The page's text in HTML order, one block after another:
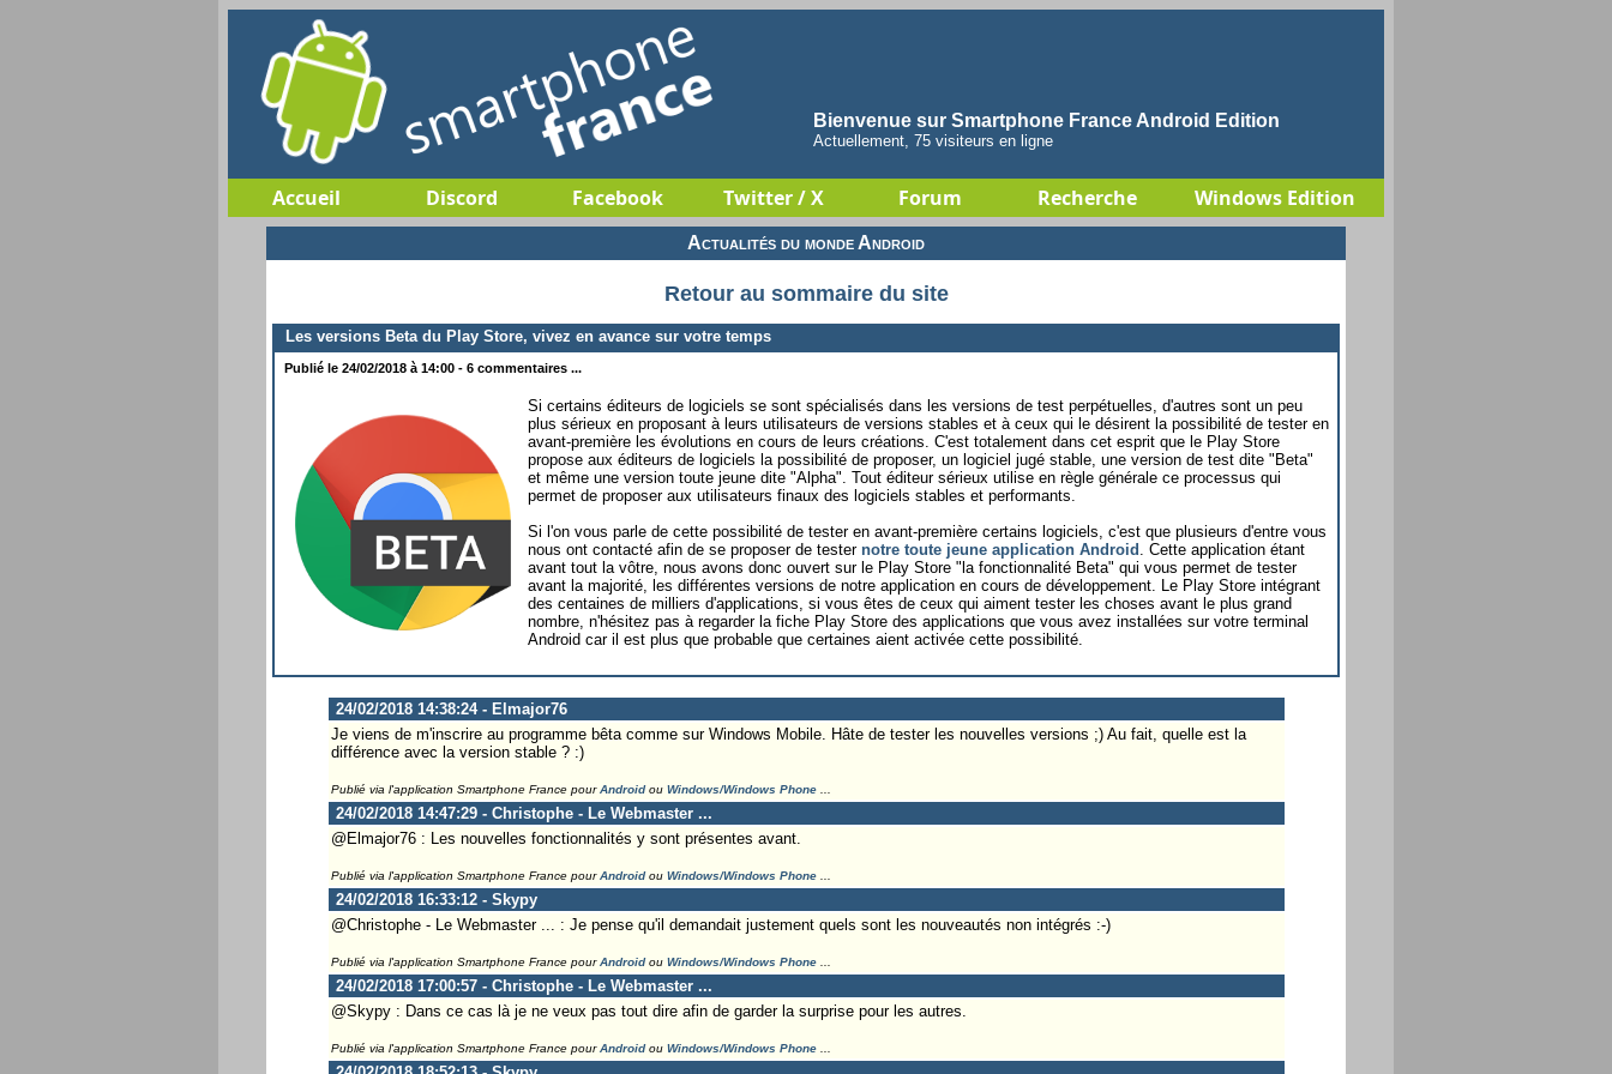
Bienvenue sur Smartphone France Android Edition
Actuellement, 75 visiteurs en ligne
Accueil Discord Facebook Twitter / X Forum Recherche Windows Edition
Actualités du monde Android
Retour au sommaire du site
Les versions Beta du Play Store, vivez en avance sur votre temps
Publié le 24/02/2018 à 14:00 - 6 commentaires ...
Si certains éditeurs de logiciels se sont spécialisés dans les versions de test perpétuelles, d'autres sont un peu
plus sérieux en proposant à leurs utilisateurs de versions stables et à ceux qui le désirent la possibilité de tester en
avant-première les évolutions en cours de leurs créations. C'est totalement dans cet esprit que le Play Store
propose aux éditeurs de logiciels la possibilité de proposer, un logiciel jugé stable, une version de test dite "Beta"
et même une version toute jeune dite "Alpha". Tout éditeur sérieux utilise en règle générale ce processus qui
permet de proposer aux utilisateurs finaux des logiciels stables et performants.
Si l'on vous parle de cette possibilité de tester en avant-première certains logiciels, c'est que plusieurs d'entre vous
nous ont contacté afin de se proposer de tester notre toute jeune application Android . Cette application étant
avant tout la vôtre, nous avons donc ouvert sur le Play Store "la fonctionnalité Beta" qui vous permet de tester
avant la majorité, les différentes versions de notre application en cours de développement. Le Play Store intégrant
des centaines de milliers d'applications, si vous êtes de ceux qui aiment tester les choses avant le plus grand
nombre, n'hésitez pas à regarder la fiche Play Store des applications que vous avez installées sur votre terminal
Android car il est plus que probable que certaines aient activée cette possibilité.
24/02/2018 14:38:24 - Elmajor76
Je viens de m'inscrire au programme bêta comme sur Windows Mobile. Hâte de tester les nouvelles versions ;) Au fait, quelle est la
différence avec la version stable ? :)
Publié via l'application Smartphone France pourAndroidou Windows/Windows Phone...
24/02/2018 14:47:29 - Christophe - Le Webmaster ...
@Elmajor76 : Les nouvelles fonctionnalités y sont présentes avant.
Publié via l'application Smartphone France pourAndroidou Windows/Windows Phone...
24/02/2018 16:33:12 - Skypy
@Christophe - Le Webmaster ... : Je pense qu'il demandait justement quels sont les nouveautés non intégrés :-)
Publié via l'application Smartphone France pourAndroidou Windows/Windows Phone...
24/02/2018 17:00:57 - Christophe - Le Webmaster ...
@Skypy : Dans ce cas là je ne veux pas tout dire afin de garder la surprise pour les autres.
Publié via l'application Smartphone France pourAndroidou Windows/Windows Phone...